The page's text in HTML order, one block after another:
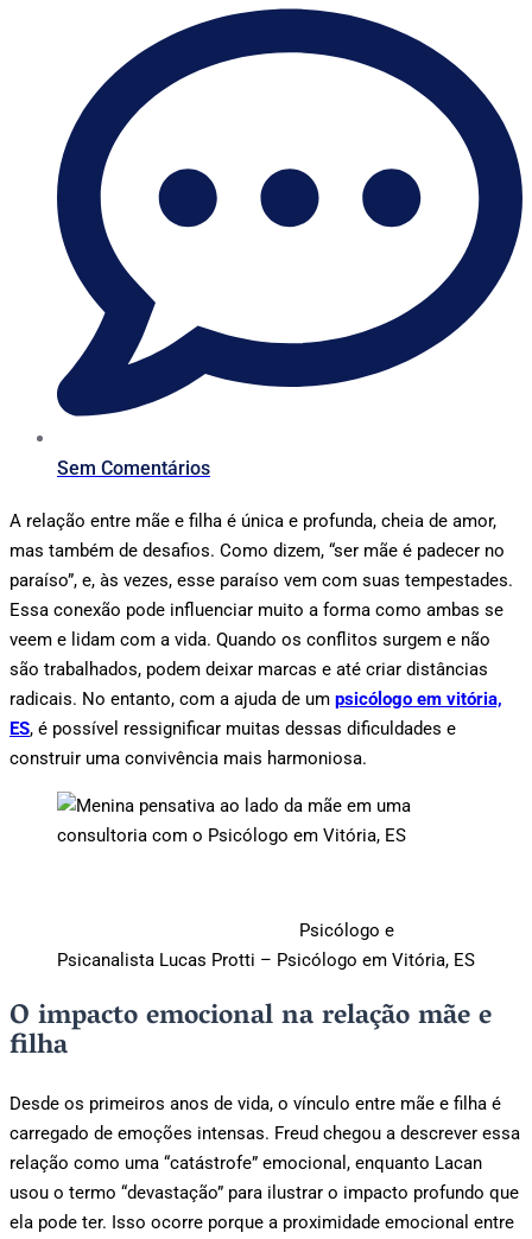
Sem Comentários
A relação entre mãe e filha é única e profunda, cheia de amor,
mas também de desafios. Como dizem, “ser mãe é padecer no
paraíso”, e, às vezes, esse paraíso vem com suas tempestades.
Essa conexão pode influenciar muito a forma como ambas se
veem e lidam com a vida. Quando os conflitos surgem e não
são trabalhados, podem deixar marcas e até criar distâncias
radicais. No entanto, com a ajuda de um psicólogo em vitória,
ES, é possível ressignificar muitas dessas dificuldades e
construir uma convivência mais harmoniosa.
Psicólogo e
Psicanalista Lucas Protti – Psicólogo em Vitória, ES
O impacto emocional na relação mãe e
filha
Desde os primeiros anos de vida, o vínculo entre mãe e filha é
carregado de emoções intensas. Freud chegou a descrever essa
relação como uma “catástrofe” emocional, enquanto Lacan
usou o termo “devastação” para ilustrar o impacto profundo que
ela pode ter. Isso ocorre porque a proximidade emocional entre